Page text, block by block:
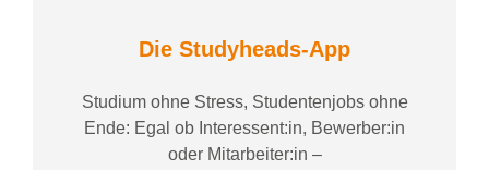
Die Studyheads-App
Studium ohne Stress, Studentenjobs ohne
Ende: Egal ob Interessent:in, Bewerber:in
oder Mitarbeiter:in –